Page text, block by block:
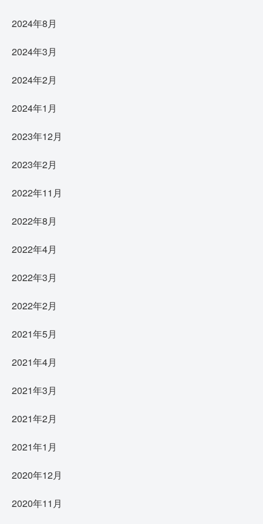
2024年8月
2024年3月
2024年2月
2024年1月
2023年12月
2023年2月
2022年11月
2022年8月
2022年4月
2022年3月
2022年2月
2021年5月
2021年4月
2021年3月
2021年2月
2021年1月
2020年12月
2020年11月